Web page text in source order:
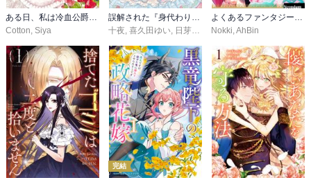
ある日、私は冷血公爵の娘になった
Cotton, Siya
誤解された『身代わりの魔女』は、国王から最初の恋と最後の恋を捧げられる（コミック）
十夜, 喜久田ゆい, 日芽野メノ
よくあるファンタジー小説で崖っぷち妃として生き残る
Nokki,AhBin
完結